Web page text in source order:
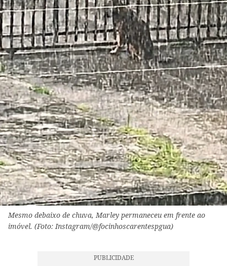
Mesmo debaixo de chuva, Marley permaneceu em frente ao
imóvel. (Foto: Instagram/@focinhoscarentespgua)